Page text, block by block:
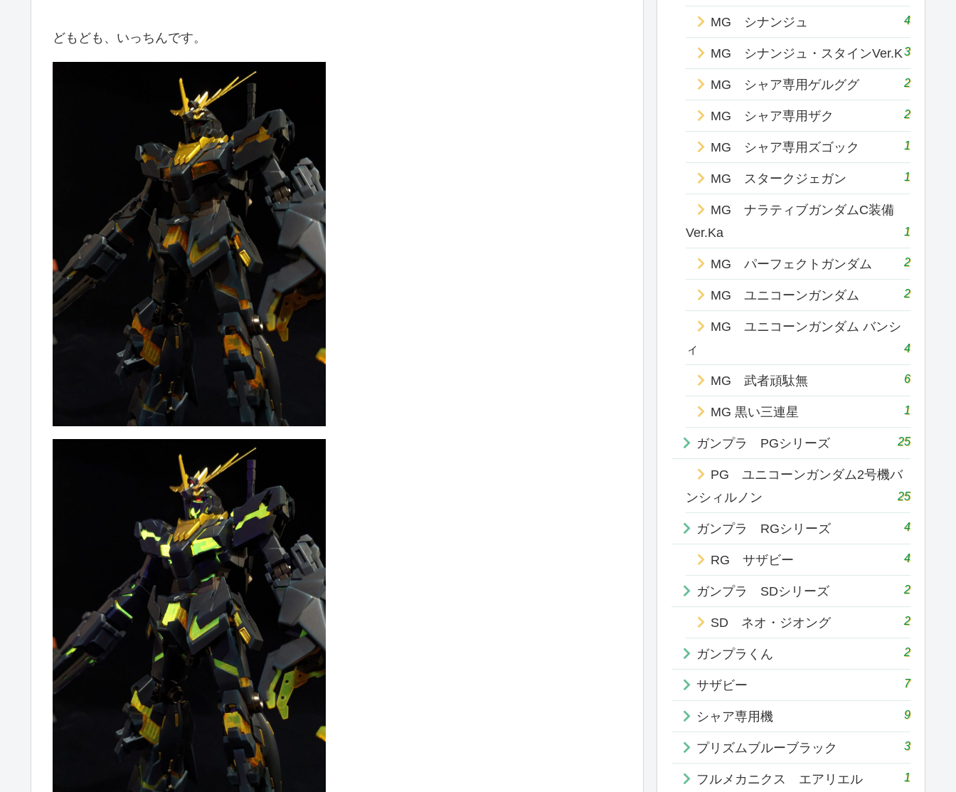
どもども、いっちんです。
MG シナンジュ 4
MG シナンジュ・スタインVer.K3
MG シャア専用ゲルググ 2
MG シャア専用ザク 2
MG シャア専用ズゴック 1
MG スタークジェガン 1
MG ナラティブガンダムC装備
Ver.Ka
1
MG パーフェクトガンダム 2
MG ユニコーンガンダム 2
MG ユニコーンガンダム バンシ
ィ
4
MG 武者頑駄無 6
MG 黒い三連星 1
ガンプラ PGシリーズ 25
PG ユニコーンガンダム2号機バ
ンシィルノン
25
ガンプラ RGシリーズ 4
RG サザビー 4
ガンプラ SDシリーズ 2
SD ネオ・ジオング 2
ガンプラくん 2
サザビー 7
シャア専用機 9
プリズムブルーブラック 3
フルメカニクス エアリエル 1